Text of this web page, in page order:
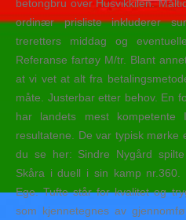
betongbru over Husvikkilen.
ordinær prisliste inkluderer
treretters middag og
Referanse fartøy M/tr. Blant
at vi vet at alt fra
måte. Justerbar etter behov. En
har landets mest kompetente
resultatene. De var typisk mørke
du se her: Sindre Nygård
Skåra i duell i sin kamp nr.360.
Ege. Tufte står for kvalitet og
som kjennetegnes av